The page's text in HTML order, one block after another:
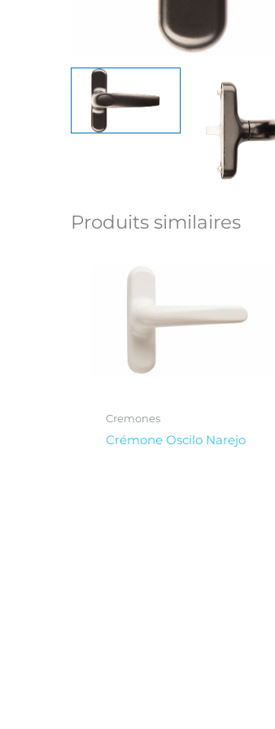
Produits similaires
Cremones
Crémone Oscilo Narejo